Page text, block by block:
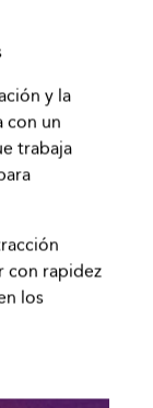
y la
con un
trabaja
con rapidez
los